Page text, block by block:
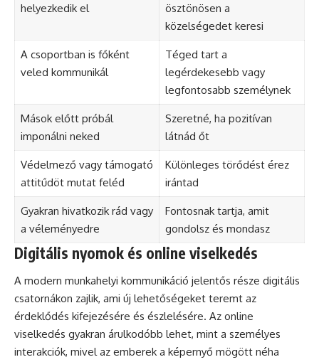
helyezkedik el
ösztönösen a
közelségedet keresi
A csoportban is főként
veled kommunikál
Téged tart a
legérdekesebb vagy
legfontosabb személynek
Mások előtt próbál
imponálni neked
Szeretné, ha pozitívan
látnád őt
Védelmező vagy támogató
attitűdöt mutat feléd
Különleges törődést érez
irántad
Gyakran hivatkozik rád vagy
a véleményedre
Fontosnak tartja, amit
gondolsz és mondasz
Digitális nyomok és online viselkedés
A modern munkahelyi kommunikáció jelentős része digitális
csatornákon zajlik, ami új lehetőségeket teremt az
érdeklődés kifejezésére és észlelésére. Az online
viselkedés gyakran árulkodóbb lehet, mint a személyes
interakciók, mivel az emberek a képernyő mögött néha